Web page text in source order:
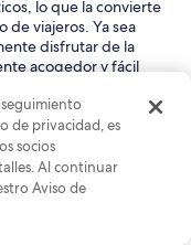
lo que la convierte
viajeros. Ya sea
disfrutar de la
acogedor y fácil
vacaciones
al aire libre y
explorar centros
de privacidad, es
socios
Al continuar
Aviso de